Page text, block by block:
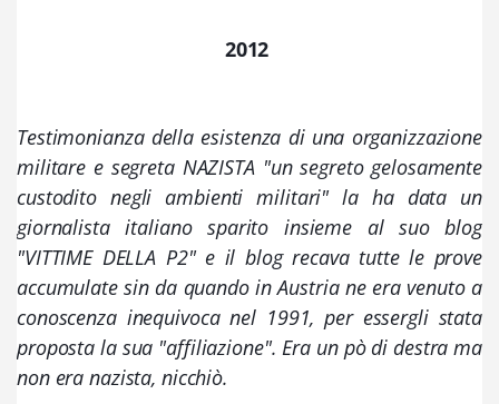
2012
Testimonianza della esistenza di una organizzazione
militare e segreta NAZISTA "un segreto gelosamente
custodito negli ambienti militari" la ha data un
giornalista italiano sparito insieme al suo blog
"VITTIME DELLA P2" e il blog recava tutte le prove
accumulate sin da quando in Austria ne era venuto a
conoscenza inequivoca nel 1991, per essergli stata
proposta la sua "affiliazione". Era un pò di destra ma
non era nazista, nicchiò.